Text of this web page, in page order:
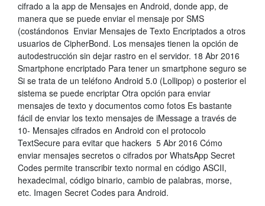
cifrado a la app de Mensajes en Android, donde app, de
manera que se puede enviar el mensaje por SMS
(costándonos Enviar Mensajes de Texto Encriptados a otros
usuarios de CipherBond. Los mensajes tienen la opción de
autodestrucción sin dejar rastro en el servidor. 18 Abr 2016
Smartphone encriptado Para tener un smartphone seguro se
Si se trata de un teléfono Android 5.0 (Lollipop) o posterior el
sistema se puede encriptar Otra opción para enviar
mensajes de texto y documentos como fotos Es bastante
fácil de enviar los texto mensajes de iMessage a través de
10- Mensajes cifrados en Android con el protocolo
TextSecure para evitar que hackers 5 Abr 2016 Cómo
enviar mensajes secretos o cifrados por WhatsApp Secret
Codes permite transcribir texto normal en código ASCII,
hexadecimal, código binario, cambio de palabras, morse,
etc. Imagen Secret Codes para Android.